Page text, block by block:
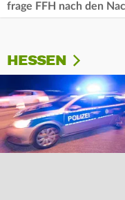
frage FFH nach den
HESSEN